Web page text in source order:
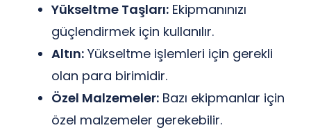
Yükseltme Taşları: Ekipmanınızı
güçlendirmek için kullanılır.
Altın: Yükseltme işlemleri için gerekli
olan para birimidir.
Özel Malzemeler: Bazı ekipmanlar için
özel malzemeler gerekebilir.